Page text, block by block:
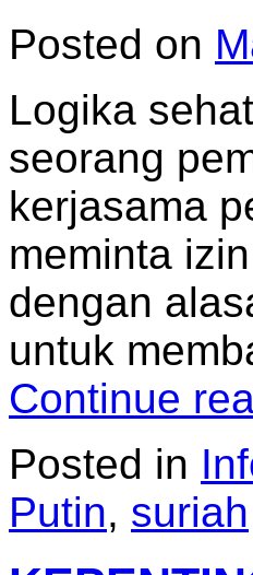
Posted on
Logika
seorang
kerjasama
meminta
dengan
untuk
Continue
Posted in
Putin, suriah